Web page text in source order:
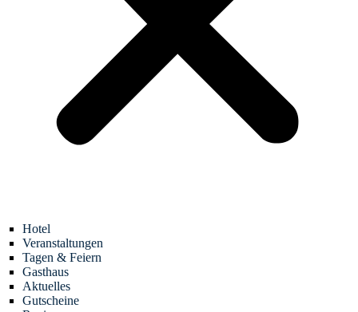
Hotel
Veranstaltungen
Tagen & Feiern
Gasthaus
Aktuelles
Gutscheine